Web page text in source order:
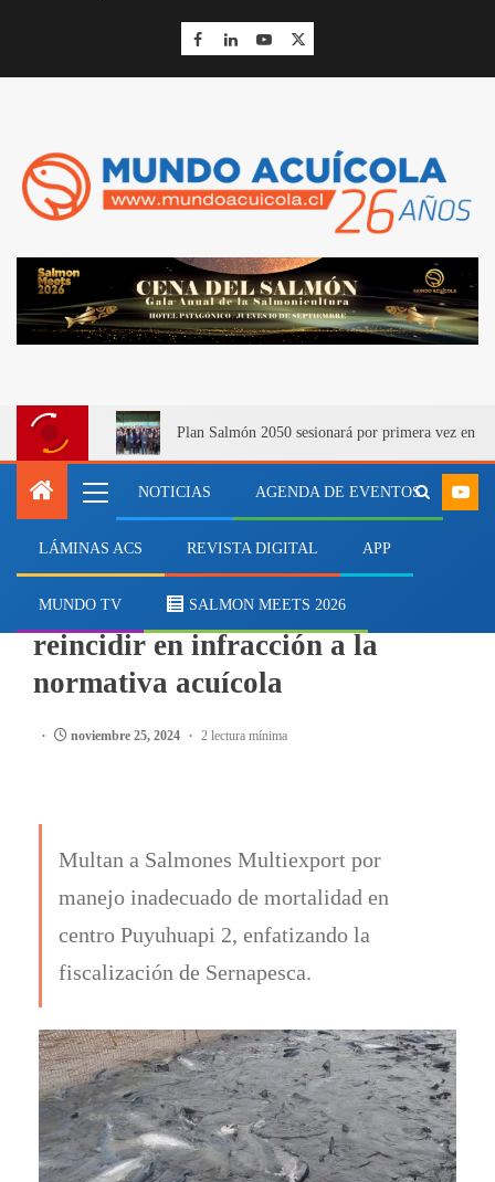
Plan Salmón 2050 sesionará por primera vez en
NOTICIAS AGENDA DE EVENTOS
LÁMINAS ACS REVISTA DIGITAL APP
MUNDO TV SALMON MEETS 2026
Salmonicultora es multada por
reincidir en infracción a la
normativa acuícola
noviembre 25, 2024 2 lectura mínima
Multan a Salmones Multiexport por
manejo inadecuado de mortalidad en
centro Puyuhuapi 2, enfatizando la
fiscalización de Sernapesca.